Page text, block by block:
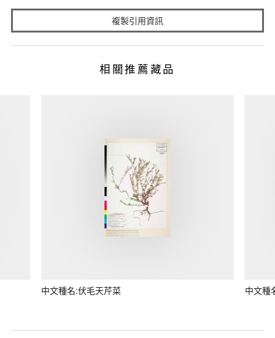
複製引用資訊
相關推薦藏品
中文種名:伏毛天芹菜 中文種